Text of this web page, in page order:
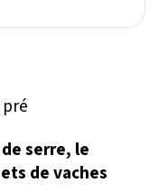
serre, le
de vaches